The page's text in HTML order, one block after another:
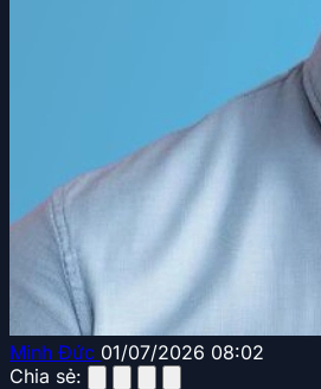
Minh Đức 01/07/2026 08:02
Chia sẻ: